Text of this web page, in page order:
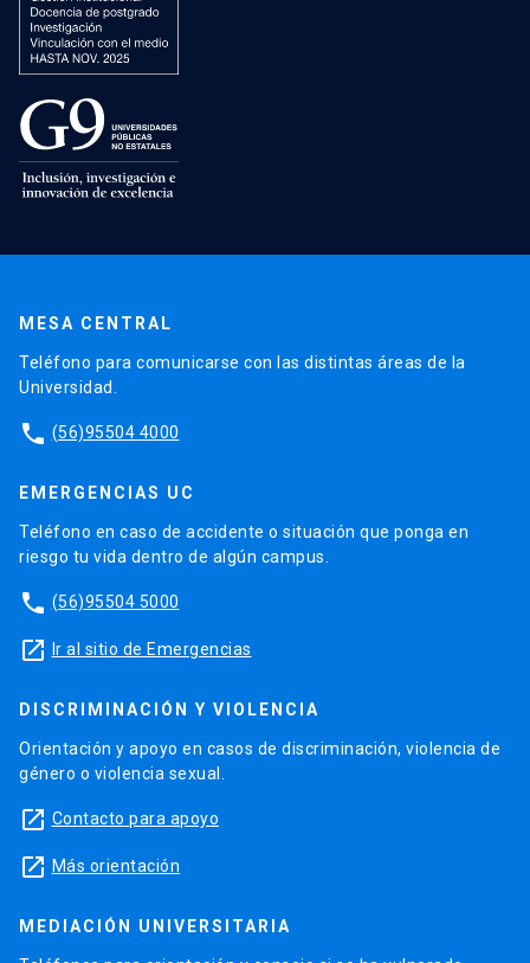
MESA CENTRAL
Teléfono para comunicarse con las distintas áreas de la
Universidad.
phone (56)95504 4000
EMERGENCIAS UC
Teléfono en caso de accidente o situación que ponga en
riesgo tu vida dentro de algún campus.
phone (56)95504 5000
launch Ir al sitio de Emergencias
DISCRIMINACIÓN Y VIOLENCIA
Orientación y apoyo en casos de discriminación, violencia de
género o violencia sexual.
launch Contacto para apoyo
launch Más orientación
MEDIACIÓN UNIVERSITARIA